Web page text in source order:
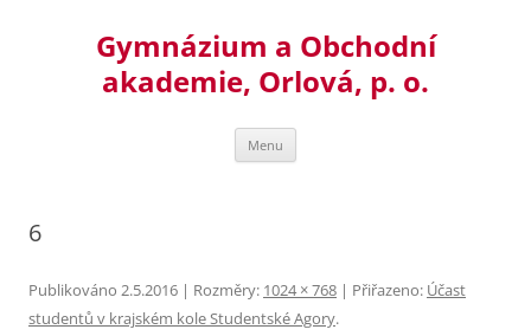
Gymnázium a Obchodní
akademie, Orlová, p. o.
Menu
6
Publikováno 2.5.2016 | Rozměry: 1024 × 768 | Přiřazeno: Účast
studentů v krajském kole Studentské Agory.